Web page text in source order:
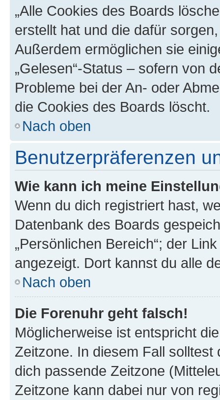
„Alle Cookies des Boards
erstellt hat und die dafür
Außerdem ermöglichen sie
„Gelesen“-Status – sofern von
Probleme bei der An- oder
die Cookies des Boards löscht.
Nach oben
Benutzerpräferenzen
Wie kann ich meine
Wenn du dich registriert hast,
Datenbank des Boards
„Persönlichen Bereich“; der
angezeigt. Dort kannst du alle
Nach oben
Die Forenuhr geht falsch!
Möglicherweise ist entspricht
Zeitzone. In diesem Fall solltest
dich passende Zeitzone
Zeitzone kann dabei nur von